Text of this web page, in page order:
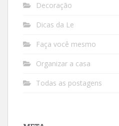
Decoração
Dicas da Le
Faça você mesmo
Organizar a casa
Todas as postagens